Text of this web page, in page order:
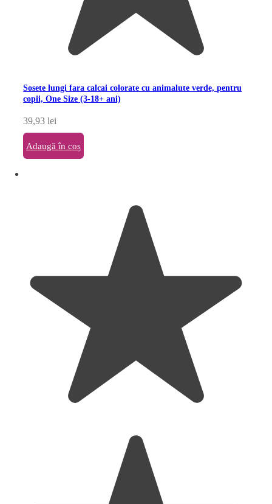
Sosete lungi fara calcai colorate cu animalute verde, pentru
copii, One Size (3-18+ ani)
39,93lei
Adaugă în coș